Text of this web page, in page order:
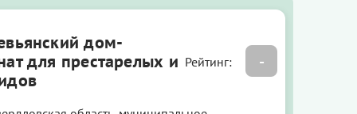
дом-
для престарелых и Рейтинг: -